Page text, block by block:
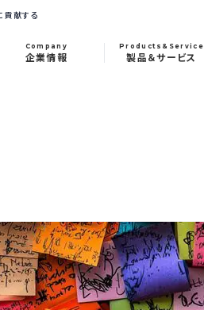
貢献する
Company
企業情報
Products&Service
製品＆サービス